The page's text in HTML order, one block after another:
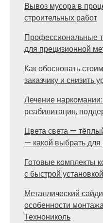
Вывоз мусора в
строительных работ
Профессиональные
для прецизионной
Как обосновать
заказчику и снизить
Лечение
реабилитация,
Цвета света —
— какой выбрать для
Готовые комплекты
с быстрой установкой
Металлический
особенности
Технониколь